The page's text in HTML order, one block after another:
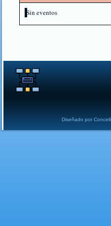
Sin eventos
Diseñado por